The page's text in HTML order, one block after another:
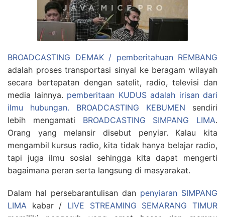
BROADCASTING DEMAK / pemberitahuan REMBANG
adalah proses transportasi sinyal ke beragam wilayah
secara bertepatan dengan satelit, radio, televisi dan
media lainnya. pemberitaan KUDUS adalah irisan dari
ilmu hubungan. BROADCASTING KEBUMEN sendiri
lebih mengamati BROADCASTING SIMPANG LIMA.
Orang yang melansir disebut penyiar. Kalau kita
mengambil kursus radio, kita tidak hanya belajar radio,
tapi juga ilmu sosial sehingga kita dapat mengerti
bagaimana peran serta langsung di masyarakat.
Dalam hal persebarantulisan dan penyiaran SIMPANG
LIMA kabar / LIVE STREAMING SEMARANG TIMUR